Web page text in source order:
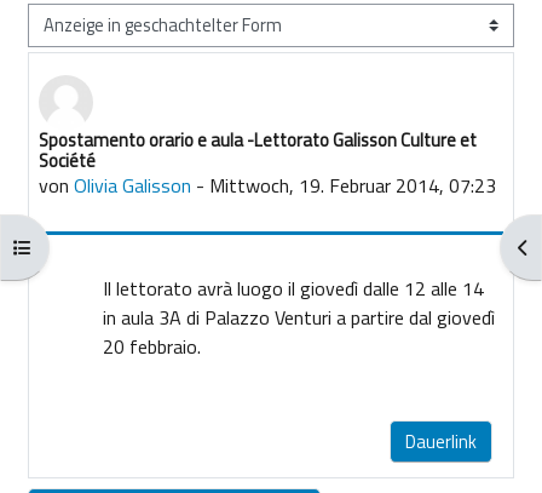
Kursindex öffnen
Anzeigemodus
Spostamento orario e aula -Lettorato Galisson Culture et
Société
von Olivia Galisson - Mittwoch, 19. Februar 2014, 07:23
Anzahl Antworten: 0
Il lettorato avrà luogo il giovedì dalle 12 alle 14
in aula 3A di Palazzo Venturi a partire dal giovedì
20 febbraio.
Dauerlink